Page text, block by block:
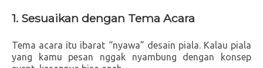
1. Sesuaikan dengan Tema Acara
Tema acara itu ibarat “nyawa” desain piala. Kalau piala
yang kamu pesan nggak nyambung dengan konsep